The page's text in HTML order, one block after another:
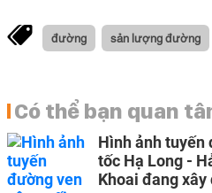
đường sản lượng đường
Có thể bạn quan
Hình ảnh tuyến
tốc Hạ Long -
Khoai đang xây